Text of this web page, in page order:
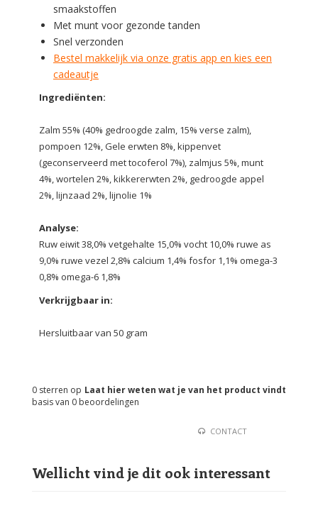
smaakstoffen
Met munt voor gezonde tanden
Snel verzonden
Bestel makkelijk via onze gratis app en kies een
cadeautje
Ingrediënten:
Zalm 55% (40% gedroogde zalm, 15% verse zalm),
pompoen 12%, Gele erwten 8%, kippenvet
(geconserveerd met tocoferol 7%), zalmjus 5%, munt
4%, wortelen 2%, kikkererwten 2%, gedroogde appel
2%, lijnzaad 2%, lijnolie 1%
Analyse:
Ruw eiwit 38,0% vetgehalte 15,0% vocht 10,0% ruwe as
9,0% ruwe vezel 2,8% calcium 1,4% fosfor 1,1% omega-3
0,8% omega-6 1,8%
Verkrijgbaar in:
Hersluitbaar van 50 gram
Laat hier weten wat je van het product vindt
0 sterren op
basis van 0 beoordelingen
CONTACT
Wellicht vind je dit ook interessant